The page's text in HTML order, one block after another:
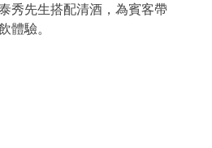
秀先生搭配清酒，為賓客帶
體驗。